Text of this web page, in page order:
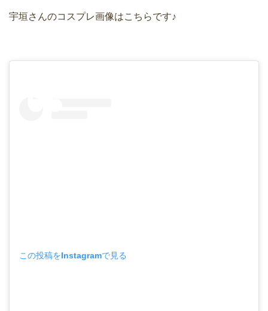
宇垣さんのコスプレ画像はこちらです♪
この投稿をInstagramで見る